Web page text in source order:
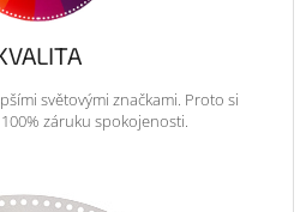
světovými značkami. Proto si
záruku spokojenosti.